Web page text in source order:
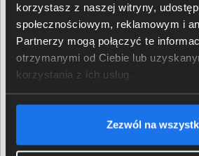
korzystasz z naszej witryny,
społecznościowym, reklamowym i
Partnerzy mogą połączyć te
otrzymanymi od Ciebie lub
korzystania z ich usług.
Zezwól na
5
4
3
2
Bądź pierwszy! - zaloguj się na